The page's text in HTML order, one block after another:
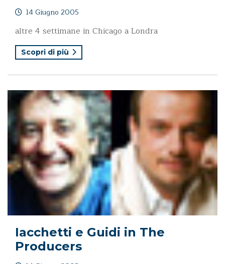
14 Giugno 2005
altre 4 settimane in Chicago a Londra
Scopri di più
Iacchetti e Guidi in The
Producers